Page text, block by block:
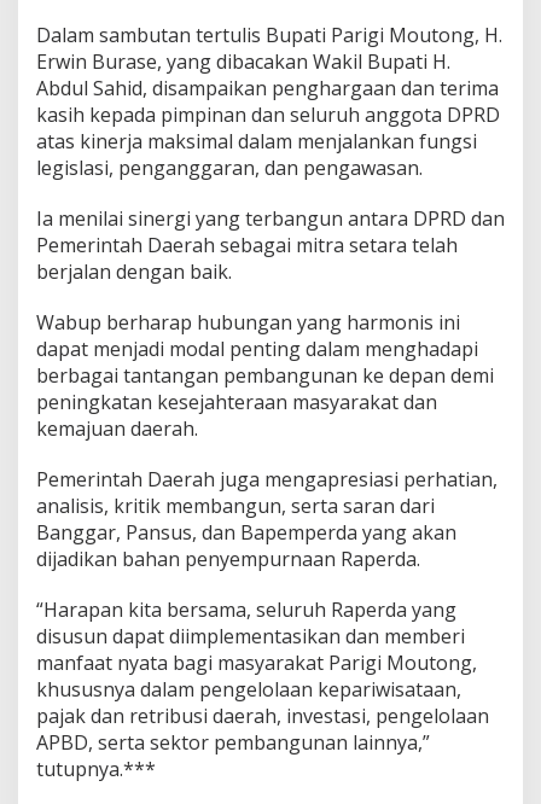
Dalam sambutan tertulis Bupati Parigi Moutong, H.
Erwin Burase, yang dibacakan Wakil Bupati H.
Abdul Sahid, disampaikan penghargaan dan terima
kasih kepada pimpinan dan seluruh anggota DPRD
atas kinerja maksimal dalam menjalankan fungsi
legislasi, penganggaran, dan pengawasan.
Ia menilai sinergi yang terbangun antara DPRD dan
Pemerintah Daerah sebagai mitra setara telah
berjalan dengan baik.
Wabup berharap hubungan yang harmonis ini
dapat menjadi modal penting dalam menghadapi
berbagai tantangan pembangunan ke depan demi
peningkatan kesejahteraan masyarakat dan
kemajuan daerah.
Pemerintah Daerah juga mengapresiasi perhatian,
analisis, kritik membangun, serta saran dari
Banggar, Pansus, dan Bapemperda yang akan
dijadikan bahan penyempurnaan Raperda.
“Harapan kita bersama, seluruh Raperda yang
disusun dapat diimplementasikan dan memberi
manfaat nyata bagi masyarakat Parigi Moutong,
khususnya dalam pengelolaan kepariwisataan,
pajak dan retribusi daerah, investasi, pengelolaan
APBD, serta sektor pembangunan lainnya,”
tutupnya.***